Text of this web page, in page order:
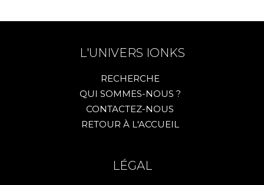
L'UNIVERS IONKS
RECHERCHE
QUI SOMMES-NOUS ?
CONTACTEZ-NOUS
RETOUR À L'ACCUEIL
LÉGAL